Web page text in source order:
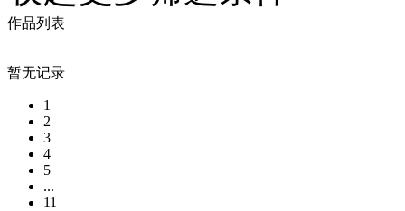
作品列表
暂无记录
1
2
3
4
5
...
11